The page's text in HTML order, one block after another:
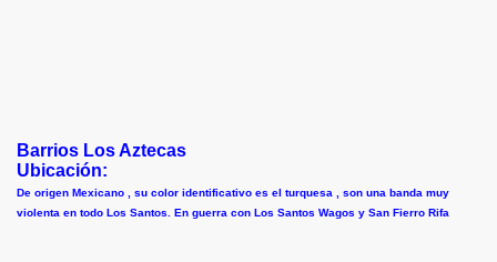
Barrios Los Aztecas
Ubicación:
De origen Mexicano , su color identificativo es el turquesa , son una banda muy
violenta en todo Los Santos. En guerra con Los Santos Wagos y San Fierro Rifa